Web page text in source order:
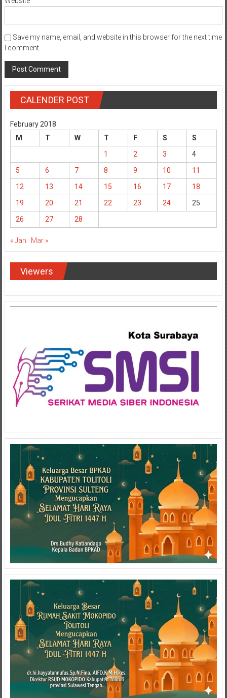
Save my name, email, and website in this browser for the next time
I comment.
CALENDER POST
February 2018
M
T W T F S
S
1
2 3
4
5
6 7 8 9 10
11
12
13 14 15 16 17
18
19
20 21 22 23 24
25
26
27 28
« Jan Mar »
Viewers